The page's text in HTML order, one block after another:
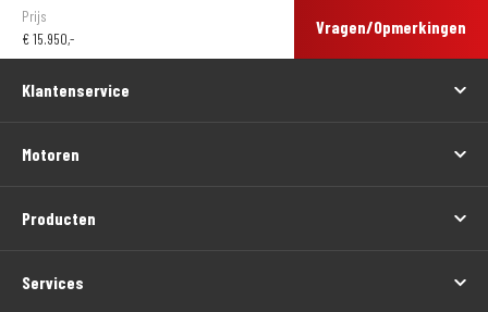
Prijs
€15.950,-
Vragen/Opmerkingen
Klantenservice
Motoren
Producten
Services